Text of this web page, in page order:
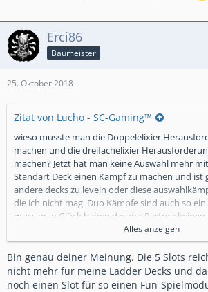
Erci86
Baumeister
25. Oktober 2018
Zitat von Lucho - SC-Gaming™
wieso musste man die Doppelelixier
machen und die dreifachelixier
machen? Jetzt hat man keine Auswahl mehr
Standart Deck einen Kampf zu machen und ist
andere decks zu leveln oder diese
die ich nicht mag. Duo Kämpfe sind auch so ein
muss man Glück haben das der Partner keinen
Man hat einem also somit die klare chance
seinem Standart Deck 3 siege einzufahren...
nach sollte man Doppel und einfach elixier
Alles anzeigen
Bin genau deiner Meinung. Die 5 Slots
nicht mehr für meine Ladder Decks und
noch einen Slot für so einen Fun-